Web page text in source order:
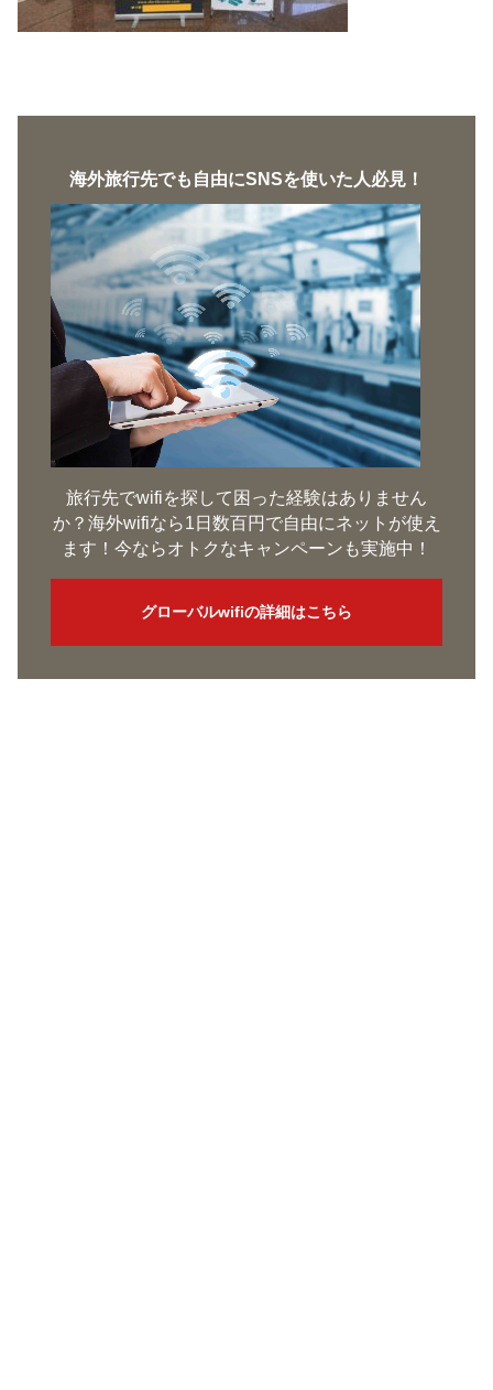
海外旅行先でも自由にSNSを使いた人必見！
旅行先でwifiを探して困った経験はありません
か？海外wifiなら1日数百円で自由にネットが使え
ます！今ならオトクなキャンペーンも実施中！
グローバルwifiの詳細はこちら